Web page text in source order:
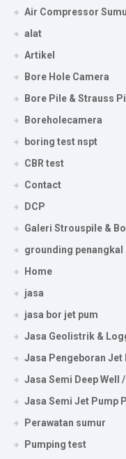
Air Compressor
alat
Artikel
Bore Hole Camera
Bore Pile & Strauss
Boreholecamera
boring test nspt
CBR test
Contact
DCP
Galeri Strouspile &
grounding penangkal
Home
jasa
jasa bor jet pum
Jasa Geolistrik &
Jasa Pengeboran Jet
Jasa Semi Deep Well
Jasa Semi Jet Pump
Perawatan sumur
Pumping test